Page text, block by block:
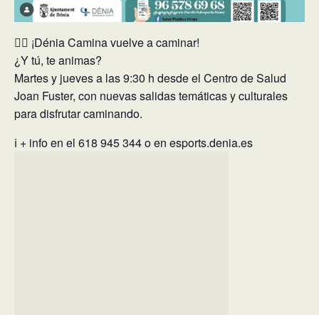
🚶‍♀️ ¡Dénia Camina vuelve a caminar!
¿Y tú, te animas?
Martes y jueves a las 9:30 h desde el Centro de Salud
Joan Fuster, con nuevas salidas temáticas y culturales
para disfrutar caminando.
ℹ️ + info en el 618 945 344 o en esports.denia.es